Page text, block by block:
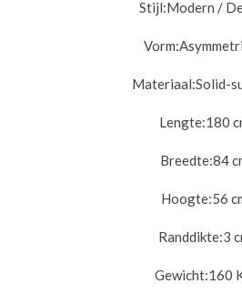
Stijl:Modern /
Vorm:
Materiaal:Solid-
Lengte:180
Breedte:84
Hoogte:56
Randdikte:3
Gewicht:160